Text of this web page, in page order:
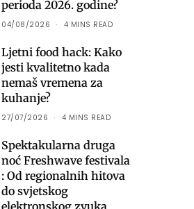
perioda 2026. godine?
04/08/2026 4 MINS READ
Ljetni food hack: Kako
jesti kvalitetno kada
nemaš vremena za
kuhanje?
27/07/2026 4 MINS READ
Spektakularna druga
noć Freshwave festivala
: Od regionalnih hitova
do svjetskog